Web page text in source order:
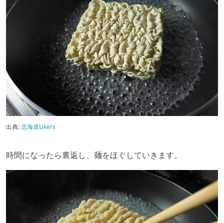
出典:北海道Likers
時間になったら裏返し、麺をほぐしていきます。